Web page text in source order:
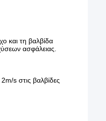
και τη βαλβίδα
ασφάλειας.
s στις βαλβίδες